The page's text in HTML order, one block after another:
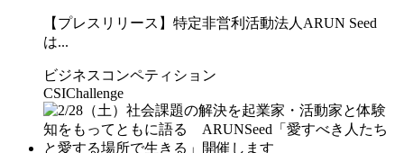
【プレスリリース】特定非営利活動法人ARUN Seed
は...
ビジネスコンペティション
CSIChallenge